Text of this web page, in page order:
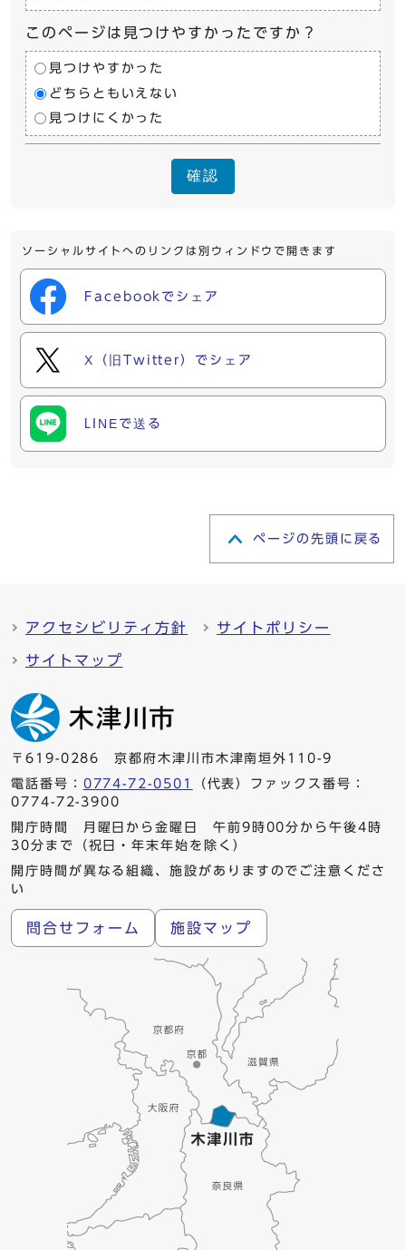
このページは見つけやすかったですか？
見つけやすかった
どちらともいえない
見つけにくかった
確認
ソーシャルサイトへのリンクは別ウィンドウで開きます
Facebookでシェア
X（旧Twitter）でシェア
LINEで送る
ページの先頭に戻る
アクセシビリティ方針 サイトポリシー
サイトマップ
〒619-0286 京都府木津川市木津南垣外110-9
電話番号： 0774-72-0501
（代表）ファックス番号：
0774-72-3900
開庁時間 月曜日から金曜日 午前9時00分から午後4時
30分まで（祝日・年末年始を除く）
開庁時間が異なる組織、施設がありますのでご注意くださ
い
問合せフォーム 施設マップ